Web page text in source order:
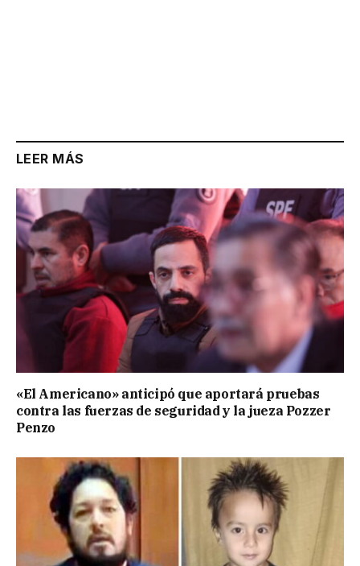
LEER MÁS
«El Americano» anticipó que aportará pruebas
contra las fuerzas de seguridad y la jueza Pozzer
Penzo